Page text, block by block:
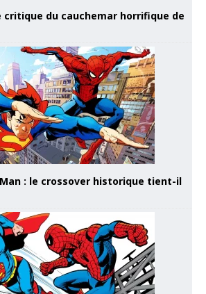
critique du cauchemar horrifique de
: le crossover historique tient-il